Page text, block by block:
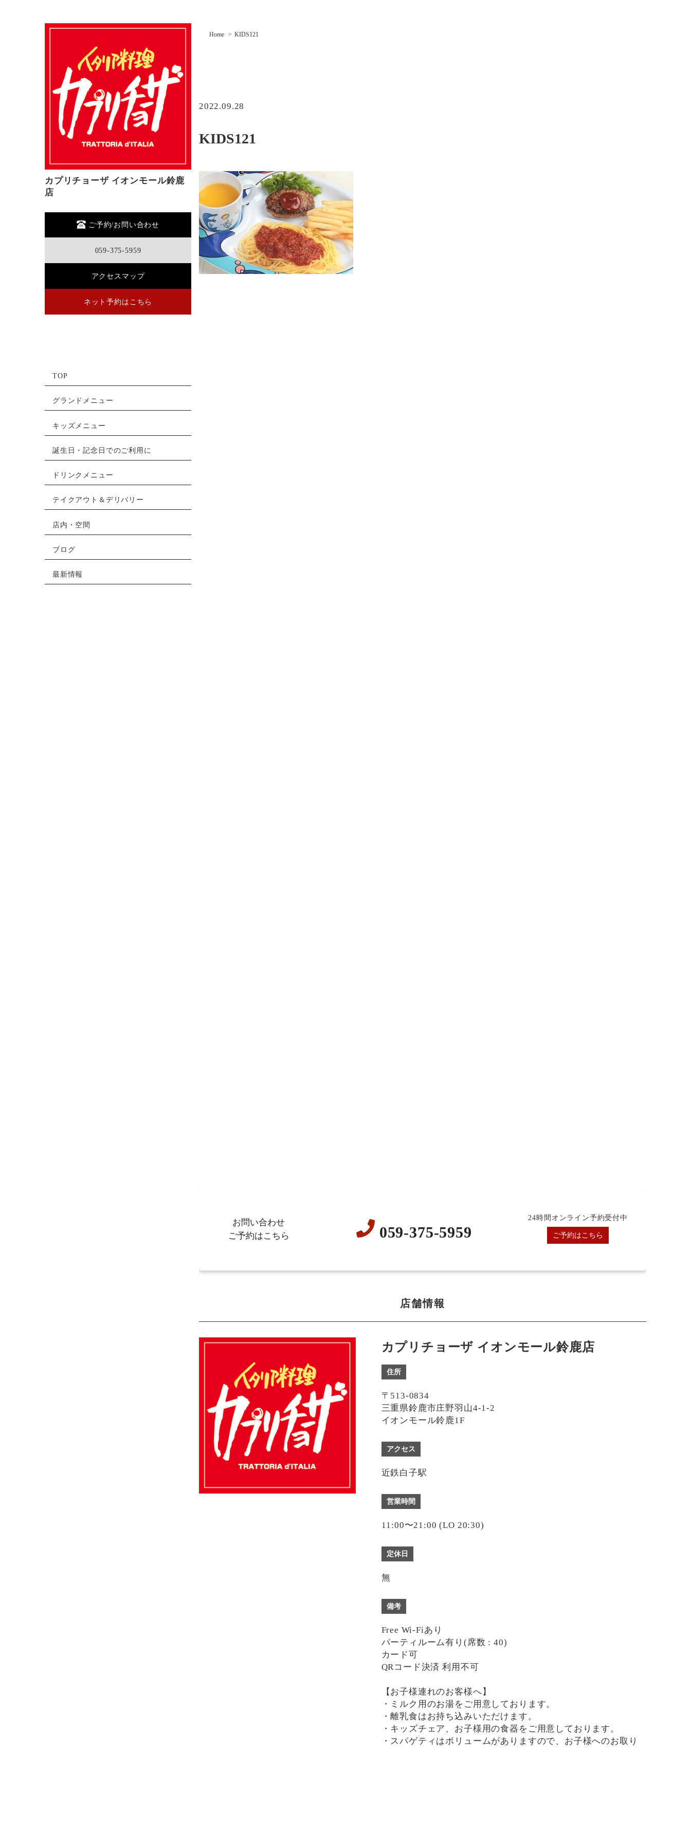
カプリチョーザ イオンモール鈴鹿
店
ご予約/お問い合わせ
059-375-5959
アクセスマップ
ネット予約はこちら
TOP
グランドメニュー
キッズメニュー
誕生日・記念日でのご利用に
ドリンクメニュー
テイクアウト＆デリバリー
店内・空間
ブログ
最新情報
Home KIDS121
2022.09.28
KIDS121
お問い合わせ
ご予約はこちら
059-375-5959
24時間オンライン予約受付中
ご予約はこちら
店舗情報
カプリチョーザ イオンモール鈴鹿店
住所
〒513-0834
三重県鈴鹿市庄野羽山4-1-2
イオンモール鈴鹿1F
アクセス
近鉄白子駅
営業時間
11:00〜21:00 (LO 20:30)
定休日
無
備考
Free Wi-Fiあり
パーティルーム有り(席数 : 40)
カード可
QRコード決済 利用不可
【お子様連れのお客様へ】
・ミルク用のお湯をご用意しております。
・離乳食はお持ち込みいただけます。
・キッズチェア、お子様用の食器をご用意しております。
・スパゲティはボリュームがありますので、お子様へのお取り